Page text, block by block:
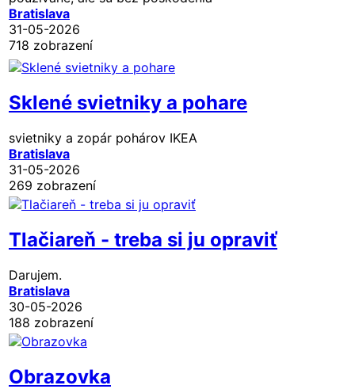
Bratislava
31-05-2026
718 zobrazení
Sklené svietniky a pohare
svietniky a zopár pohárov IKEA
Bratislava
31-05-2026
269 zobrazení
Tlačiareň - treba si ju opraviť
Darujem.
Bratislava
30-05-2026
188 zobrazení
Obrazovka